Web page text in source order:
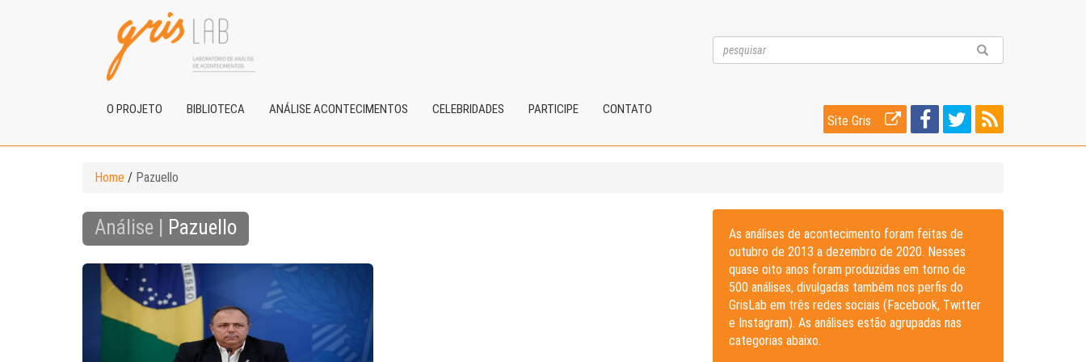
O PROJETO BIBLIOTECA ANÁLISE ACONTECIMENTOS CELEBRIDADES PARTICIPE CONTATO
Site Gris
Home / Pazuello
Análise | Pazuello
As análises de acontecimento foram feitas de
outubro de 2013 a dezembro de 2020. Nesses
quase oito anos foram produzidas em torno de
500 análises, divulgadas também nos perfis do
GrisLab em três redes sociais (Facebook, Twitter
e Instagram). As análises estão agrupadas nas
categorias abaixo.